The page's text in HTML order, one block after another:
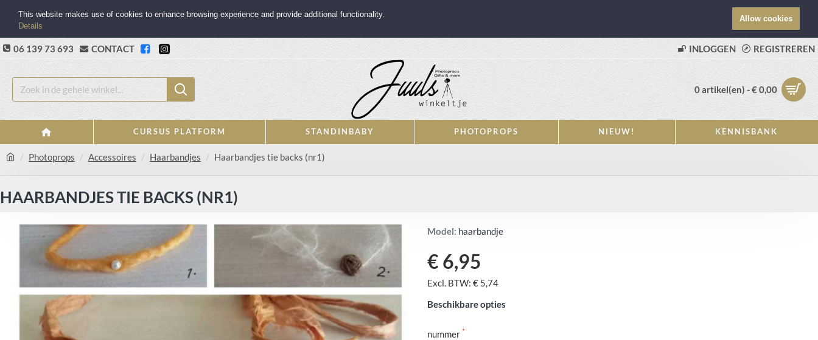
06 139 73 693 CONTACT INLOGGEN REGISTREREN
0 artikel(en) - € 0,00
CURSUS PLATFORM STANDINBABY PHOTOPROPS NIEUW! KENNISBANK
Photoprops Accessoires Haarbandjes Haarbandjes tie backs (nr1)
HAARBANDJES TIE BACKS (NR1)
Model: haarbandje
€ 6,95
Excl. BTW: € 5,74
Beschikbare opties
nummer
This website makes use of cookies to enhance browsing experience and provide additional functionality.
Details
Allow cookies